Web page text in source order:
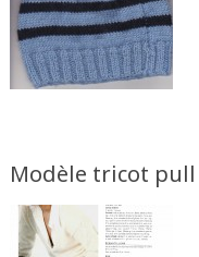
Modèle tricot pull